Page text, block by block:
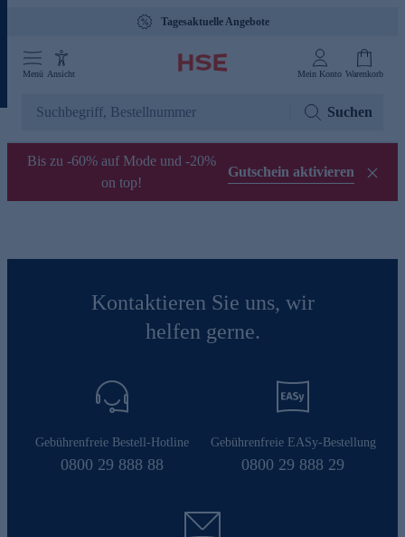
Tagesaktuelle Angebote
Menü Ansicht Mein Konto Warenkorb
Suchen
Bis zu -60% auf Mode und -20%
on top!
Gutschein aktivieren
Kontaktieren Sie uns, wir
helfen gerne.
Gebührenfreie Bestell-Hotline
0800 29 888 88
Gebührenfreie EASy-Bestellung
0800 29 888 29